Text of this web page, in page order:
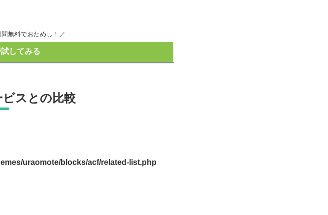
無料でおためし！／
してみる
スとの比較
uraomote/blocks/acf/related-list.php